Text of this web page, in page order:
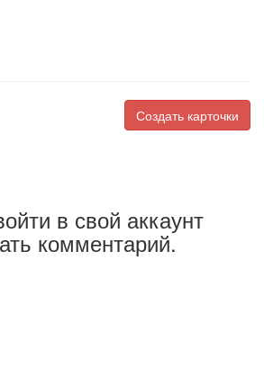
Создать карточки
в свой аккаунт
комментарий.